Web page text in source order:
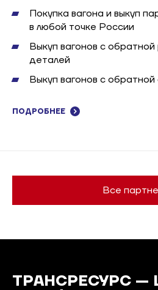
Покупка вагона и выкуп
в любой точке России
Выкуп вагонов с
деталей
Выкуп вагонов с
ПОДРОБНЕЕ
Все
ТРАНСРЕСУРС —